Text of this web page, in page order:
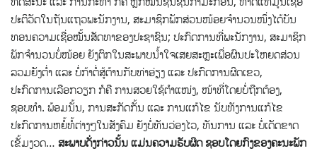
ປະຕິວັດໃນຖັນແຖວພະນັກງານ, ສະມາຊິກພັກສ່ວນໜ້ອຍຈຳນວນໜຶ່ງໄດ້ບັນ
ທອນຄວາມເຊື່ອໝັ້ນສັດທາຂອງປະຊາຊົນ; ປະກົດການທີ່ພະນັກງານ, ສະມາຊິກ
ພັກຈໍານວນບໍ່ໜ້ອຍ ຍັງຕົກໃນສະພາບນໍ້າໃຈເສຍສະຫຼະເພື່ອຜົນປະໂຫຍດສ່ວນ
ລວມຍັງຕໍ່າ ແລະ ບໍ່ກ້າຕໍ່ສູ້ຕ້ານກັບທ່າອ່ຽງ ແລະ ປະກົດການຜິດເຂວ,
ປະກົດການເລືອກວຽກ ກໍຄື ການສວຍໃຊ້ຕຳແໜ່ງ, ໜ້າທີ່ໂດຍບໍ່ຖືກຕ້ອງ,
ຊອບທຳ. ພ້ອມນັ້ນ, ການສະກັດກັ້ນ ແລະ ການແກ້ໄຂ ນັບທັງການແກ້ໄຂ
ປະກົດການຫຍໍ້ທໍ້ຕ່າງໆໃນສັງຄົມ ຍັງບໍ່ທັນວ່ອງໄວ, ທັນການ ແລະ ບໍ່ເດັດຂາດ
ເຂັ້ມງວດ… ສະພາບດັ່ງກ່າວນັ້ນ ແມ່ນຄວາມຮັບຜິດ ຊອບໂດຍກົງຂອງຄະນະພັກ